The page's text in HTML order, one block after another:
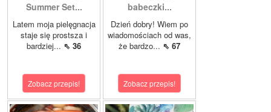
Summer Set...
Latem moja pielęgnacja
staje się prostsza i
bardziej... ⇖ 36
Zobacz przepis!
babeczki...
Dzień dobry! Wiem po
wiadomościach od was,
że bardzo... ⇖ 67
Zobacz przepis!